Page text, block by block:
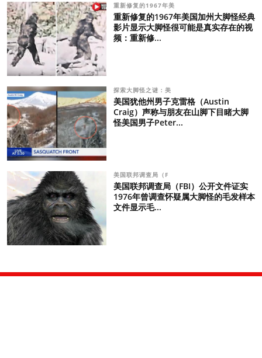
重新修复的1967年美
重新修复的1967年美国加州大脚怪经典
影片显示大脚怪很可能是真实存在的视
频：重新修...
探索大脚怪之谜：美
美国犹他州男子克雷格（Austin
Craig）声称与朋友在山脚下目睹大脚
怪美国男子Peter...
美国联邦调查局（F
美国联邦调查局（FBI）公开文件证实
1976年曾调查怀疑属大脚怪的毛发样本
文件显示毛...